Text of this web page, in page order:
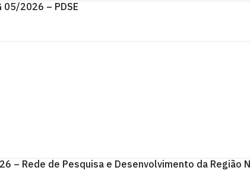
05/2026 – PDSE
– Rede de Pesquisa e Desenvolvimento da Região